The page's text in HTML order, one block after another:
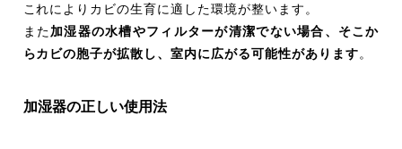
これによりカビの生育に適した環境が整います。
また加湿器の水槽やフィルターが清潔でない場合、そこか
らカビの胞子が拡散し、室内に広がる可能性があります。
加湿器の正しい使用法